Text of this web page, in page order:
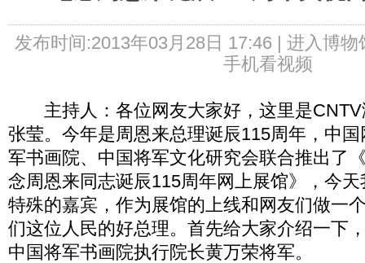
发布时间:2013年03月28日 17:46 | 进入博物
手机看视频
主持人：各位网友大家好，这里是CNTV
张莹。今年是周恩来总理诞辰115周年，中
军书画院、中国将军文化研究会联合推出
念周恩来同志诞辰115周年网上展馆》，今
特殊的嘉宾，作为展馆的上线和网友们做一
们这位人民的好总理。首先给大家介绍一下
中国将军书画院执行院长黄万荣将军。